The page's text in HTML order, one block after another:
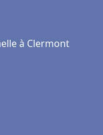
à Clermont